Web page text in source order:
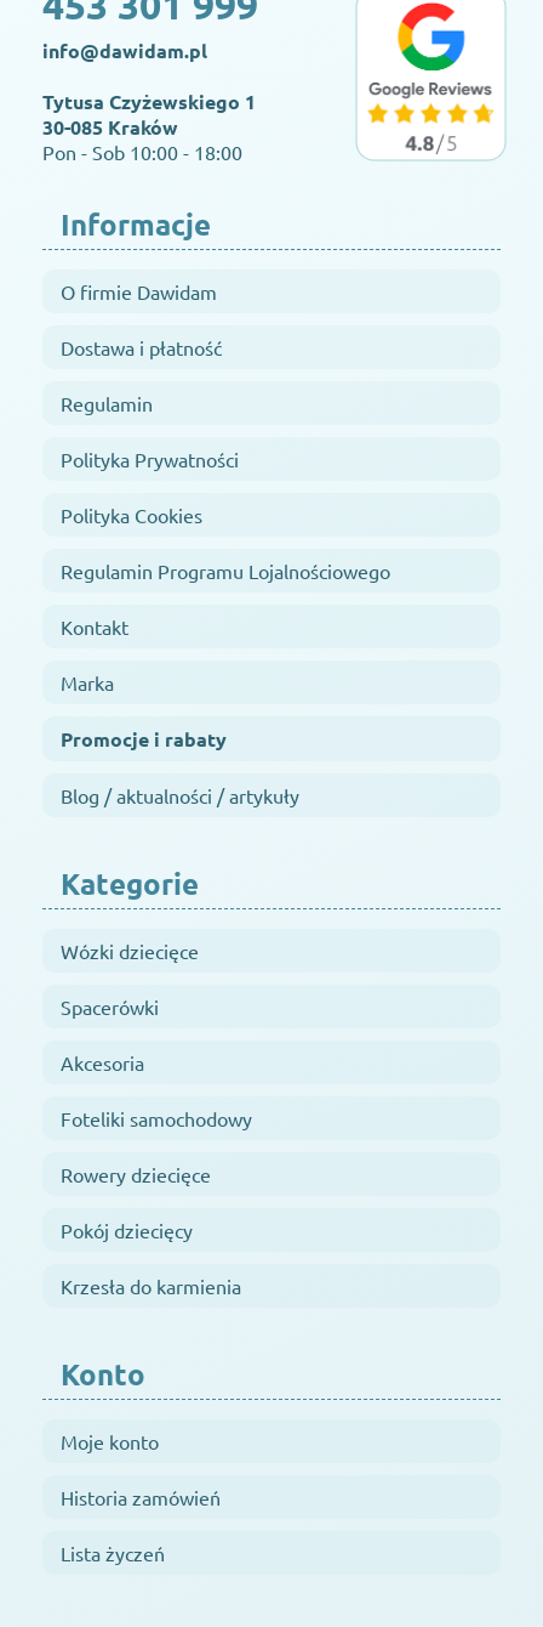
info@dawidam.pl
Tytusa Czyżewskiego 1
30-085 Kraków
Pon - Sob 10:00 - 18:00
Informacje
O firmie Dawidam
Dostawa i płatność
Regulamin
Polityka Prywatności
Polityka Cookies
Regulamin Programu Lojalnościowego
Kontakt
Marka
Promocje i rabaty
Blog / aktualności / artykuły
Kategorie
Wózki dziecięce
Spacerówki
Akcesoria
Foteliki samochodowy
Rowery dziecięce
Pokój dziecięcy
Krzesła do karmienia
Konto
Moje konto
Historia zamówień
Lista życzeń